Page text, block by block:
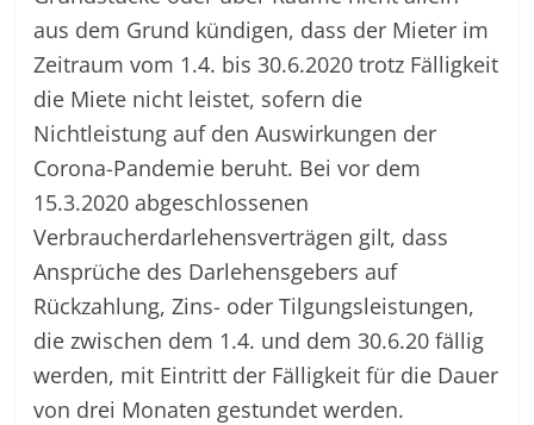
aus dem Grund kündigen, dass der Mieter im
Zeitraum vom 1.4. bis 30.6.2020 trotz Fälligkeit
die Miete nicht leistet, sofern die
Nichtleistung auf den Auswirkungen der
Corona-Pandemie beruht. Bei vor dem
15.3.2020 abgeschlossenen
Verbraucherdarlehensverträgen gilt, dass
Ansprüche des Darlehensgebers auf
Rückzahlung, Zins- oder Tilgungsleistungen,
die zwischen dem 1.4. und dem 30.6.20 fällig
werden, mit Eintritt der Fälligkeit für die Dauer
von drei Monaten gestundet werden.